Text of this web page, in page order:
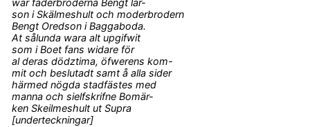
war faderbroderna Bengt lar-
son i Skälmeshult och moderbrodern
Bengt Oredson i Baggaboda.
At sålunda wara alt upgifwit
som i Boet fans widare för
al deras dödztima, öfwerens kom-
mit och beslutadt samt å alla sider
härmed nögda stadfästes med
manna och sielfskrifne Bomär-
ken Skeilmeshult ut Supra
[underteckningar]